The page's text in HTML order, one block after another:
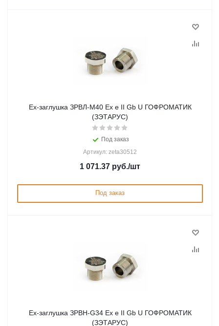
Ex-заглушка ЗРВЛ-М40 Ex e II Gb U ГОФРОМАТИК
(ЗЭТАРУС)
Под заказ
Артикул: zeta30512
1 071.37 руб./шт
Под заказ
Ex-заглушка ЗРВН-G34 Ex e II Gb U ГОФРОМАТИК
(ЗЭТАРУС)